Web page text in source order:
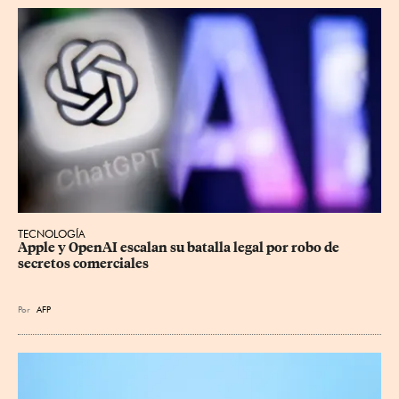
TECNOLOGÍA
Apple y OpenAI escalan su batalla legal por robo de
secretos comerciales
Por AFP